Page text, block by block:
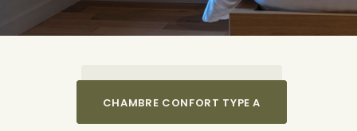
CHAMBRE CONFORT TYPE A